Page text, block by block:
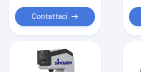
Contattaci